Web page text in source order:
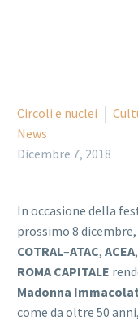
Circoli e nuclei
News
Dicembre 7, 2018
In occasione della
prossimo 8 dicembre
COTRAL–ATAC, ACEA,
ROMA CAPITALE
Madonna
come da oltre 50